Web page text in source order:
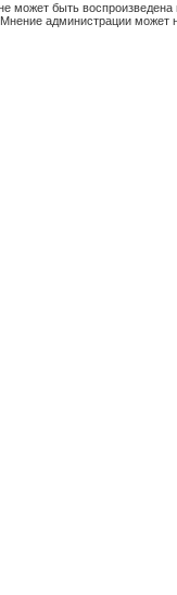
может быть
Мнение администрации может